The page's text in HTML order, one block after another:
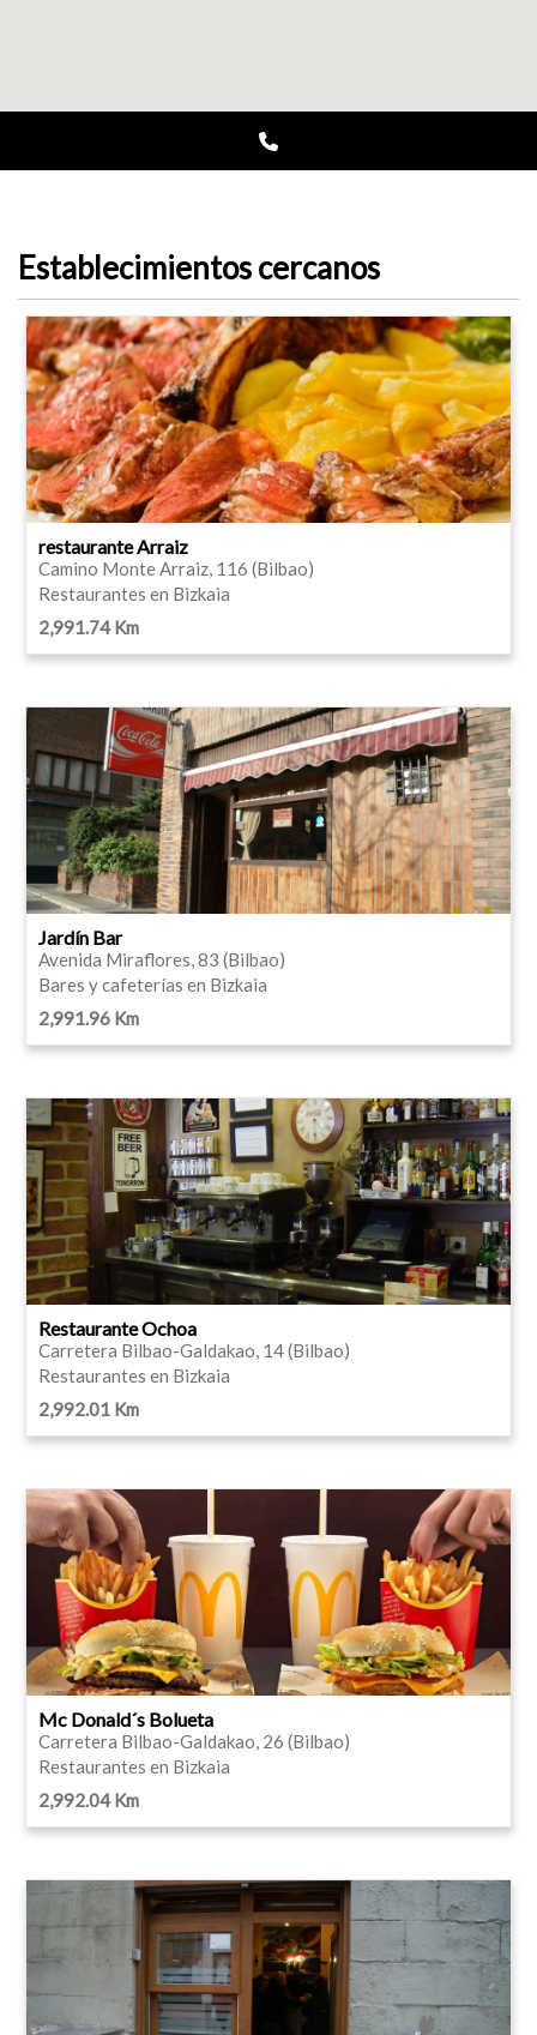
Establecimientos cercanos
restaurante Arraiz
Camino Monte Arraiz, 116 (Bilbao)
Restaurantes en Bizkaia
2,991.74 Km
Jardín Bar
Avenida Miraflores, 83 (Bilbao)
Bares y cafeterías en Bizkaia
2,991.96 Km
Restaurante Ochoa
Carretera Bilbao-Galdakao, 14 (Bilbao)
Restaurantes en Bizkaia
2,992.01 Km
Mc Donald´s Bolueta
Carretera Bilbao-Galdakao, 26 (Bilbao)
Restaurantes en Bizkaia
2,992.04 Km